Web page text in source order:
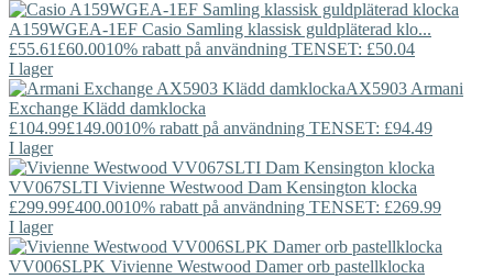
A159WGEA-1EF Casio Samling klassisk guldpläterad klo...
£55.61 £60.0010% rabatt på användning TENSET: £50.04
I lager
AX5903 Armani
Exchange Klädd damklocka
£104.99£149.0010% rabatt på användning TENSET: £94.49
I lager
VV067SLTI Vivienne Westwood Dam Kensington klocka
£299.99£400.0010% rabatt på användning TENSET: £269.99
I lager
VV006SLPK Vivienne Westwood Damer orb pastellklocka